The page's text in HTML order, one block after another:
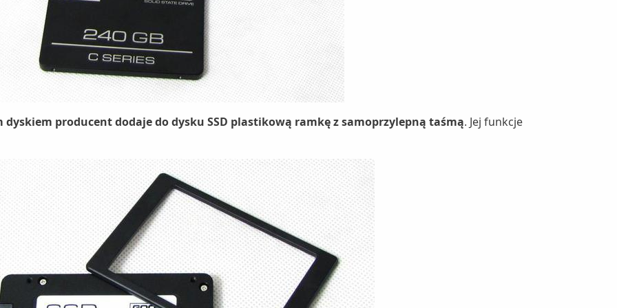
dyskiem producent dodaje do dysku SSD plastikową ramkę z samoprzylepną taśmą. Jej funkcje